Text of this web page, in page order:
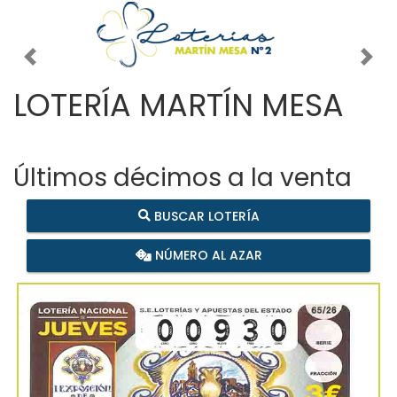
Imagen anterior
LOTERÍA MARTÍN MESA
Últimos décimos a la venta
BUSCAR LOTERÍA
NÚMERO AL AZAR